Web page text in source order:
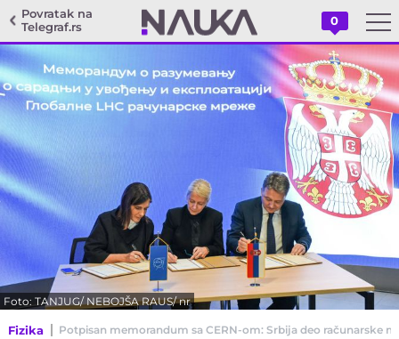
Povratak na
Telegraf.rs
0
Foto: TANJUG/ NEBOJŠA RAUS/ nr
Fizika Potpisan memorandum sa CERN-om: Srbija deo računarske